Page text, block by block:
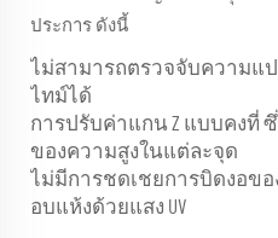
ประการ ดังนี้
ไม่สามารถตรวจจับความแ
ไทม์ได้
การปรับค่าแกน Z แบบคงที่
ของความสูงในแต่ละจุด
ไม่มีการชดเชยการบิดงอข
อบแห้งด้วยแสง UV